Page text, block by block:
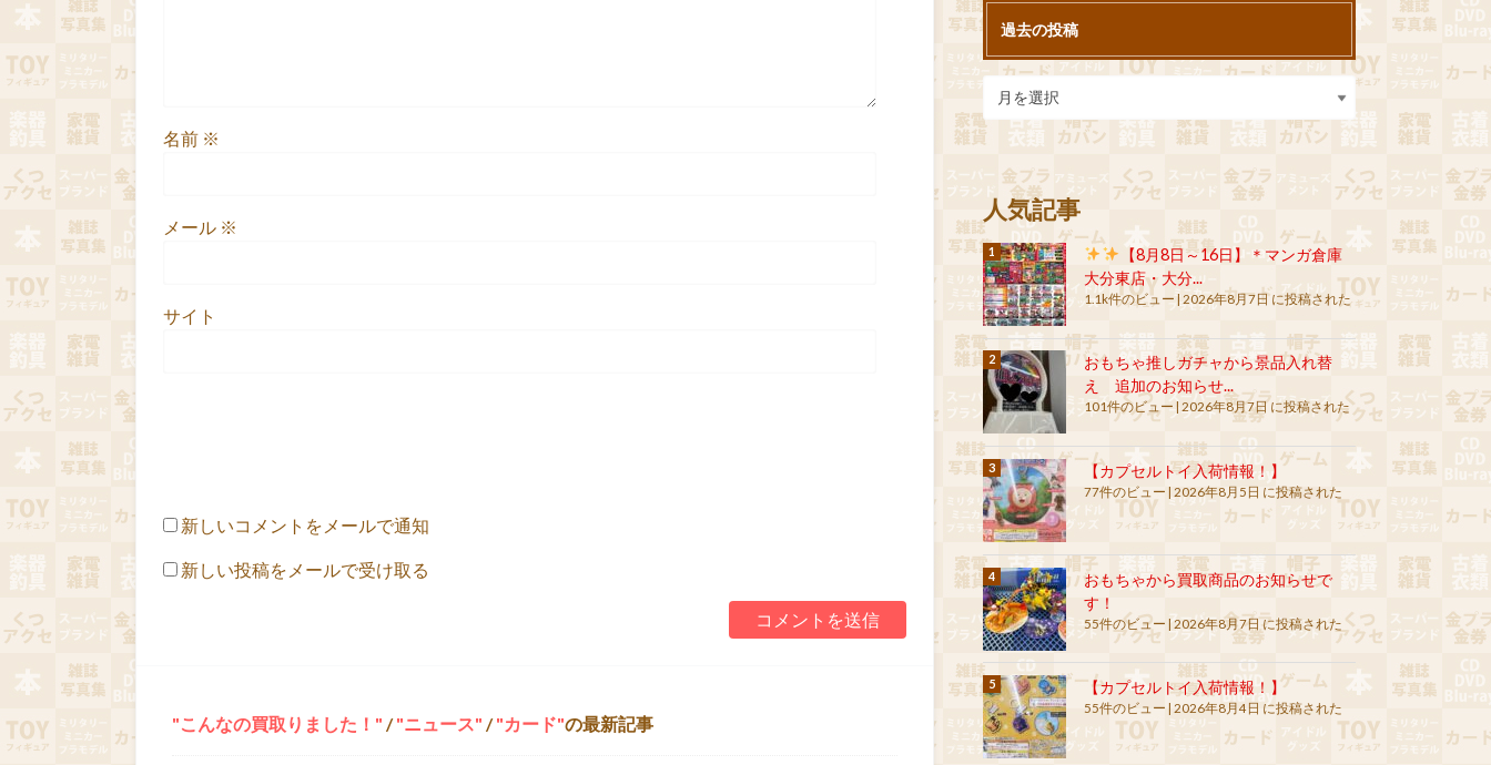
名前 ※
メール ※
サイト
新しいコメントをメールで通知
新しい投稿をメールで受け取る
こんなの買取りました！ / ニュース / カード の最新記事
過去の投稿
人気記事
【8月8日～16日】＊マンガ倉庫
大分東店・大分...
1.1k件のビュー | 2026年8月7日 に投稿された
おもちゃ推しガチャから景品入れ替
え 追加のお知らせ...
101件のビュー 2026年8月7日 に投稿された
【カプセルトイ入荷情報！】
77件のビュー | 2026年8月5日 に投稿された
おもちゃから買取商品のお知らせで
す！
55件のビュー |2026年8月7日 に投稿された
【カプセルトイ入荷情報！】
55件のビュー 2026年8月4日 に投稿された